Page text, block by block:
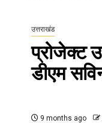
उत्तराखंड
प्रोजेक्ट
डीएम
9 months ago